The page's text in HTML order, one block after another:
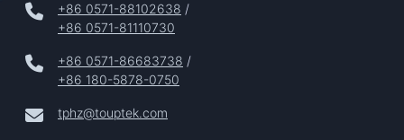
+86 0571-88102638 /
+86 0571-81110730
+86 0571-86683738 /
+86 180-5878-0750
tphz@touptek.com